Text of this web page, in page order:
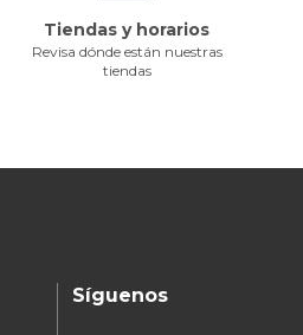
Tiendas y horarios
Revisa dónde están nuestras
tiendas
Síguenos